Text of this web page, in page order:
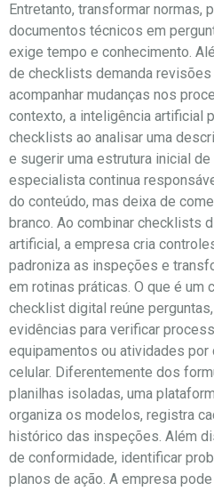
Entretanto, transformar normas,
documentos técnicos em
exige tempo e conhecimento.
de checklists demanda
acompanhar mudanças nos
contexto, a inteligência artificial
checklists ao analisar uma
e sugerir uma estrutura inicial
especialista continua
do conteúdo, mas deixa de
branco. Ao combinar checklists
artificial, a empresa cria
padroniza as inspeções e
em rotinas práticas. O que é um
checklist digital reúne
evidências para verificar
equipamentos ou atividades por
celular. Diferentemente dos
planilhas isoladas, uma
organiza os modelos, registra
histórico das inspeções. Além
de conformidade, identificar
planos de ação. A empresa